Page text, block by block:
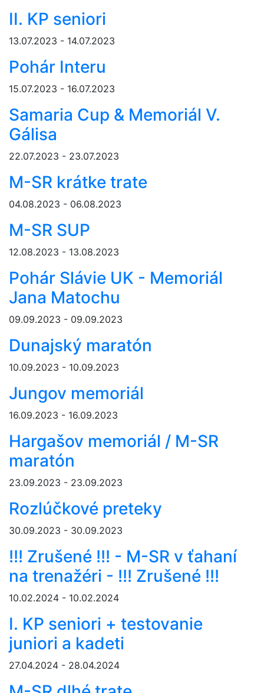
II. KP seniori
13.07.2023 - 14.07.2023
Pohár Interu
15.07.2023 - 16.07.2023
Samaria Cup & Memoriál V.
Gálisa
22.07.2023 - 23.07.2023
M-SR krátke trate
04.08.2023 - 06.08.2023
M-SR SUP
12.08.2023 - 13.08.2023
Pohár Slávie UK - Memoriál
Jana Matochu
09.09.2023 - 09.09.2023
Dunajský maratón
10.09.2023 - 10.09.2023
Jungov memoriál
16.09.2023 - 16.09.2023
Hargašov memoriál / M-SR
maratón
23.09.2023 - 23.09.2023
Rozlúčkové preteky
30.09.2023 - 30.09.2023
!!! Zrušené !!! - M-SR v ťahaní
na trenažéri - !!! Zrušené !!!
10.02.2024 - 10.02.2024
I. KP seniori + testovanie
juniori a kadeti
27.04.2024 - 28.04.2024